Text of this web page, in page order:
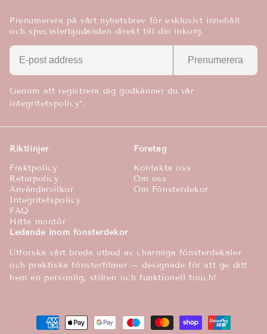
Prenumerera på vårt nyhetsbrev för exklusivt innehåll
och specialerbjudanden direkt till din inkorg.
Prenumerera
Genom att registrera dig godkänner du vår
integritetspolicy*.
Riktlinjer
Fraktpolicy
Returpolicy
Användarvilkor
Integritetspolicy
FAQ
Hitta montör
Företag
Kontakta oss
Om oss
Om Fönsterdekor
Ledande inom fönsterdekor
Utforska vårt breda utbud av charmiga fönsterdekaler
och praktiska fönsterfilmer – designade för att ge ditt
hem en personlig, stilren och funktionell touch!
Betalningsmetoder